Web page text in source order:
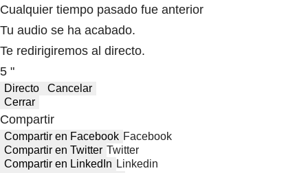
Cualquier tiempo pasado fue anterior
Tu audio se ha acabado.
Te redirigiremos al directo.
5 "
Directo
Cancelar
Cerrar
Compartir
Compartir en Facebook Facebook
Compartir en Twitter Twitter
Compartir en LinkedIn Linkedin